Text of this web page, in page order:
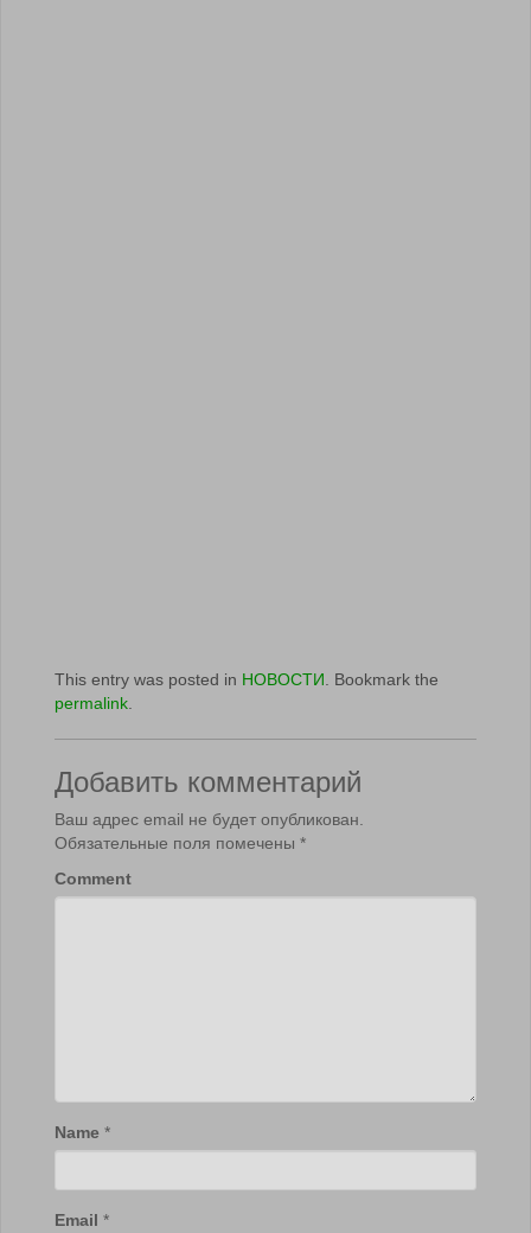
This entry was posted in НОВОСТИ . Bookmark the
permalink
Добавить комментарий
Ваш адрес email не будет опубликован.
Обязательные поля помечены *
Comment
Name *
Email *